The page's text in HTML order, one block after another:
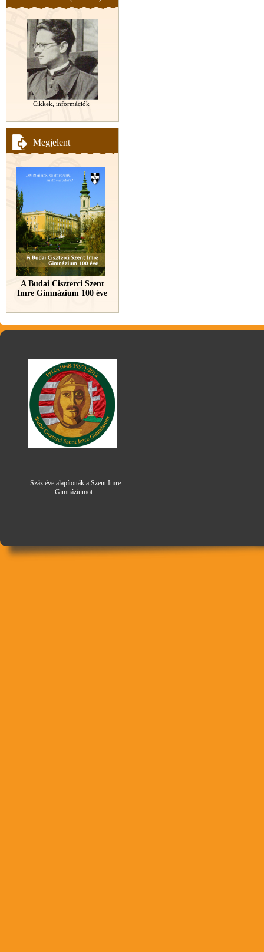
Cikkek, információk
Megjelent
A Budai Ciszterci Szent
Imre Gimnázium 100 éve
Száz éve alapították a Szent Imre
Gimnáziumot